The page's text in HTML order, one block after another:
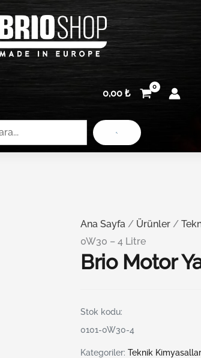
0,00 ₺
Ana Sayfa / Ürünler /
0W30 – 4 Litre
Brio Motor
Stok kodu:
0101-0W30-4
Kategoriler:Teknik Kimyasallar